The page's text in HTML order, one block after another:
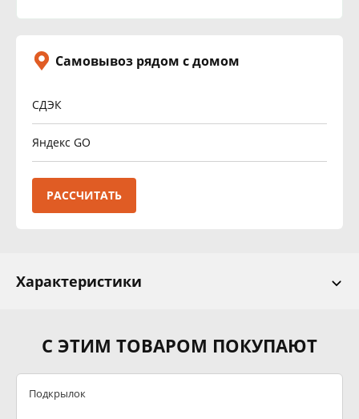
Самовывоз рядом с домом
СДЭК
Яндекс GO
РАССЧИТАТЬ
Характеристики
С ЭТИМ ТОВАРОМ ПОКУПАЮТ
Подкрылок